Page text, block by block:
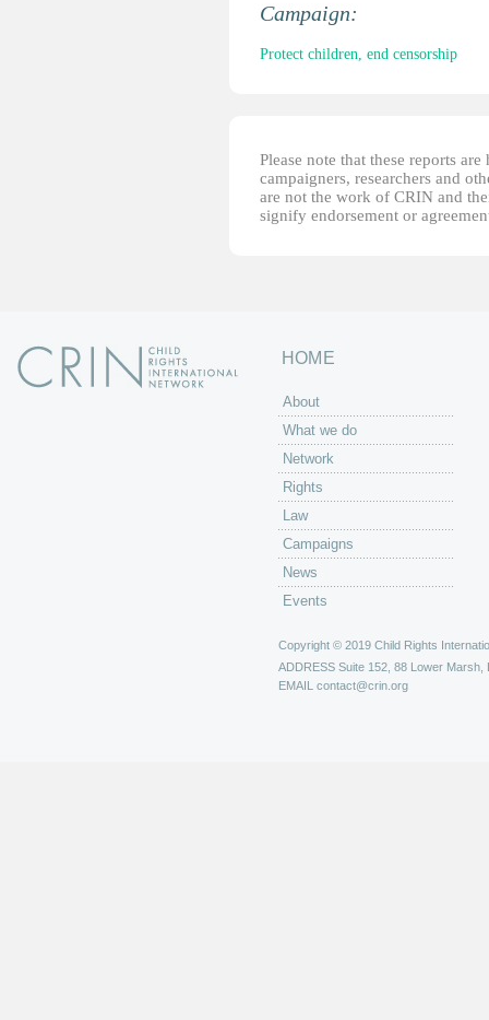
Campaign:
Protect children, end censorship
Please note that these reports
campaigners, researchers and
are not the work of CRIN and
signify endorsement or
HOME
About
What we do
Network
Rights
Law
Campaigns
News
Events
Copyright © 2019 Child Rights
ADDRESS Suite 152, 88 Lower Marsh,
EMAIL contact@crin.org